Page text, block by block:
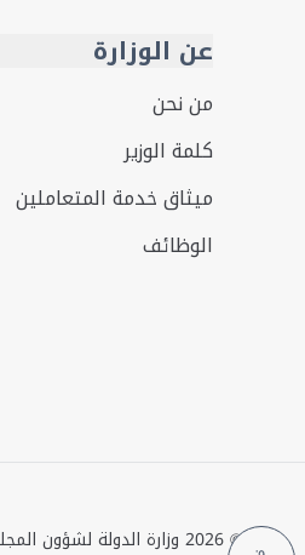
عن الوزارة
من نحن
كلمة الوزير
ميثاق خدمة المتعاملين
الوظائف
©
2026 وزارة الدولة لشؤون